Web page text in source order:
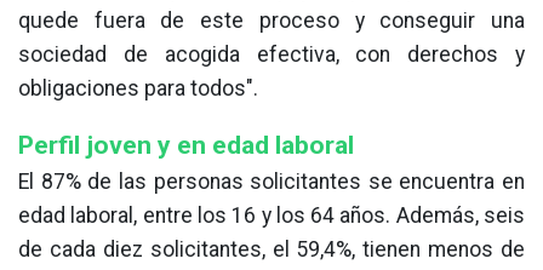
quede fuera de este proceso y conseguir una
sociedad de acogida efectiva, con derechos y
obligaciones para todos".
Perfil joven y en edad laboral
El 87% de las personas solicitantes se encuentra en
edad laboral, entre los 16 y los 64 años. Además, seis
de cada diez solicitantes, el 59,4%, tienen menos de